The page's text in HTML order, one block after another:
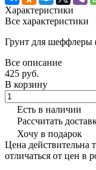
Характеристики
Все характеристики
Грунт для шеффлеры
Все описание
425 руб.
В корзину
Есть в наличии
Рассчитать
Хочу в подарок
Цена действительна
отличаться от цен в